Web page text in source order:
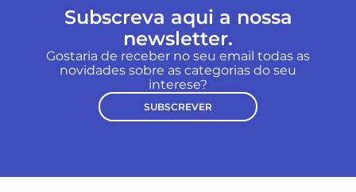
Subscreva aqui a nossa
newsletter.
Gostaria de receber no seu email todas as
novidades sobre as categorias do seu
interese?
SUBSCREVER